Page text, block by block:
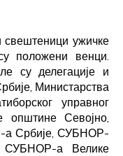
свештеници ужичке
положени венци.
су делегације и
Министарства
управног
општине Севојно,
а Србије, СУБНОР-
а Велике